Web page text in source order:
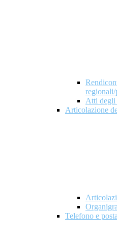
Atti degli
Articolazione
Telefono e